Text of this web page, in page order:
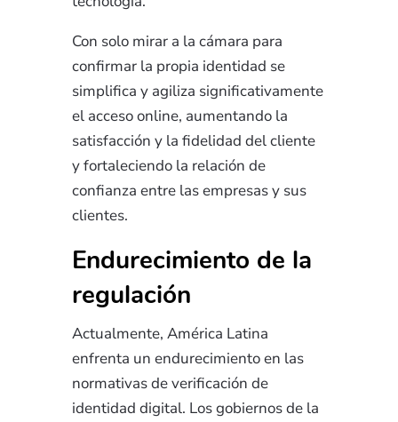
Con solo mirar a la cámara para
confirmar la propia identidad se
simplifica y agiliza significativamente
el acceso online, aumentando la
satisfacción y la fidelidad del cliente
yfortaleciendo la relación de
confianza entre las empresas y sus
clientes.
Endurecimiento de la
regulación
Actualmente, América Latina
enfrenta un endurecimiento en las
normativas de verificación de
identidad digital. Los gobiernos de la